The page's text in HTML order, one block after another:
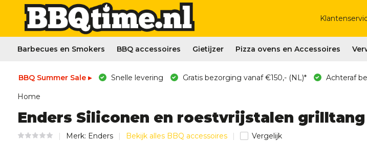
Barbecues en Smokers BBQ accessoires Gietijzer Pizza ovens en Accessoires
BBQ Summer Sale ▸ Snelle levering Gratis bezorging vanaf €150,- (NL)* Achteraf
Home
Enders Siliconen en roestvrijstalen grilltang
Merk: Enders Bekijk alles BBQ accessoires Vergelijk